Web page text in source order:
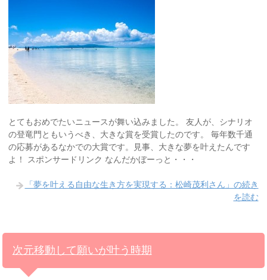
とてもおめでたいニュースが舞い込みました。 友人が、シナリオ
の登竜門ともいうべき、大きな賞を受賞したのです。 毎年数千通
の応募があるなかでの大賞です。見事、大きな夢を叶えたんです
よ！ スポンサードリンク なんだかぼーっと・・・
「夢を叶える自由な生き方を実現する：松崎茂利さん」の続き
を読む
次元移動して願いが叶う時期